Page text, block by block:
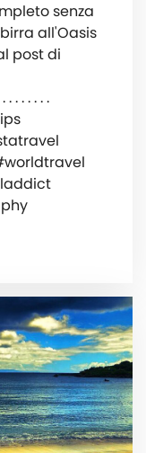
senza
all'Oasis
post di
. . . . .